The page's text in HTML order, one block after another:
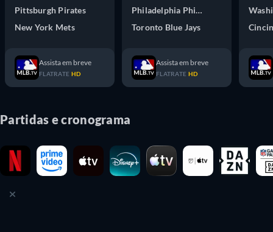
Pittsburgh Pirates
New York Mets
Assista em breve
FLATRATE HD
Philadelphia Phillies
Toronto Blue Jays
Assista em breve
FLATRATE HD
Partidas e cronograma